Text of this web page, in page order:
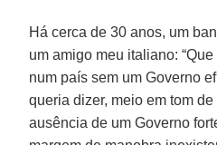
Há cerca de 30 anos, um
um amigo meu italiano:
num país sem um Governo
queria dizer, meio em tom
ausência de um Governo